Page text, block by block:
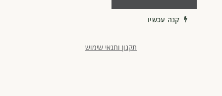
קנה עכשיו
תקנון ותנאי שימוש